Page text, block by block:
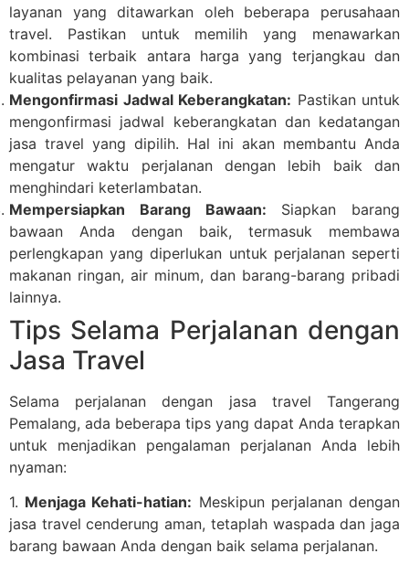
layanan yang ditawarkan oleh beberapa perusahaan
travel. Pastikan untuk memilih yang menawarkan
kombinasi terbaik antara harga yang terjangkau dan
kualitas pelayanan yang baik.
Mengonfirmasi Jadwal Keberangkatan: Pastikan untuk
mengonfirmasi jadwal keberangkatan dan kedatangan
jasa travel yang dipilih. Hal ini akan membantu Anda
mengatur waktu perjalanan dengan lebih baik dan
menghindari keterlambatan.
Mempersiapkan Barang Bawaan: Siapkan barang
bawaan Anda dengan baik, termasuk membawa
perlengkapan yang diperlukan untuk perjalanan seperti
makanan ringan, air minum, dan barang-barang pribadi
lainnya.
Tips Selama Perjalanan dengan
Jasa Travel
Selama perjalanan dengan jasa travel Tangerang
Pemalang, ada beberapa tips yang dapat Anda terapkan
untuk menjadikan pengalaman perjalanan Anda lebih
nyaman:
1. Menjaga Kehati-hatian: Meskipun perjalanan dengan
jasa travel cenderung aman, tetaplah waspada dan jaga
barang bawaan Anda dengan baik selama perjalanan.